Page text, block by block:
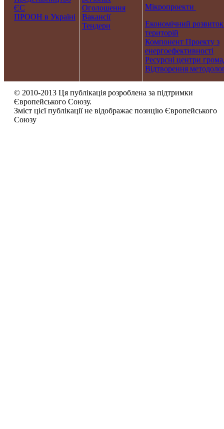
ЄС
ПРООН в Україні
Оголошення
Вакансії
Тендери
Мікропроекти
Економічний розвиток
територій
Компонент Проекту з
енергоефективності
Ресурсні центри
Відтворення
© 2010-2013 Ця публікація розроблена за підтримки
Європейського Союзу.
Зміст цієї публікації не відображає позицію Європейського
Союзу